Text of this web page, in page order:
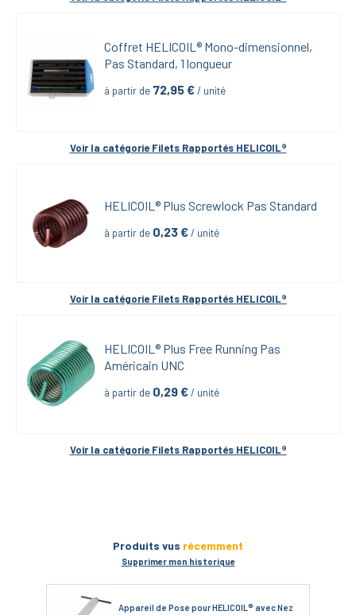
Coffret HELICOIL® Mono-dimensionnel,
Pas Standard, 1 longueur
à partir de 72,95 € / unité
Voir la catégorie Filets Rapportés HELICOIL®
HELICOIL® Plus Screwlock Pas Standard
à partir de 0,23 € / unité
Voir la catégorie Filets Rapportés HELICOIL®
HELICOIL® Plus Free Running Pas
Américain UNC
à partir de 0,29 € / unité
Voir la catégorie Filets Rapportés HELICOIL®
Produits vus récemment
Supprimer mon historique
Appareil de Pose pour HELICOIL® avec Nez